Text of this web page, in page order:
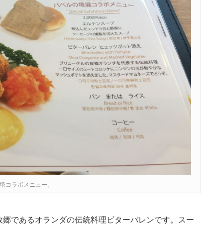
コラボメニュー。
であるオランダの伝統料理ビターバレンです。スー